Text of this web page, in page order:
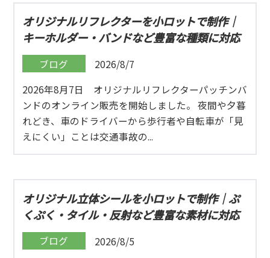
オリジナルリフレクターを小ロットで制作｜
キーホルダー・バンドなど豊富な種類に対応
ブログ
2026/8/7
2026年8月7日 オリジナルリフレクターパッチンバ
ンドのオンライン販売を開始しました。 夜間や夕暮
れどき、車のドライバーから歩行者や自転車が「見
えにくい」ことは交通事故の...
オリジナル立体シールを小ロットで制作｜ぷ
くぷく・タイル・反射など豊富な素材に対応
ブログ
2026/8/5